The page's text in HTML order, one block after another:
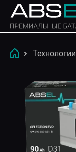
Технологии